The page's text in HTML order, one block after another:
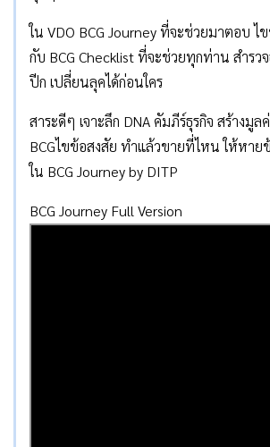
ใน VDO BCG Journey ที่จะช่วยมาตอบ
กับ BCG Checklist ที่จะช่วยทุกท่าน สำรว
ปีก เปลี่ยนลุคได้ก่อนใคร
สาระดีๆ เจาะลึก DNA คัมภีร์ธุรกิจ สร้างมู
BCGไขข้อสงสัย ทำแล้วขายที่ไหน ให้หาย
ใน BCG Journey by DITP
BCG Journey Full Version